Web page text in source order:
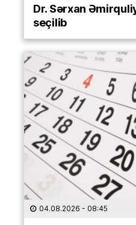
Dr. Sərxan
seçilib
04.08.2026 - 08:45